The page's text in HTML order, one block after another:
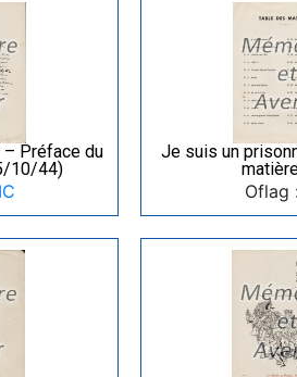
Préface du
10/44)
Je suis un
Oflag